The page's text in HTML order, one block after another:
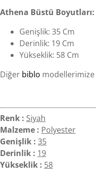
Athena Büstü Boyutları:
Genişlik: 35 Cm
Derinlik: 19 Cm
Yükseklik: 58 Cm
Diğer biblo modellerimize
Renk : Siyah
Malzeme : Polyester
Genişlik : 35
Derinlik : 19
Yükseklik : 58